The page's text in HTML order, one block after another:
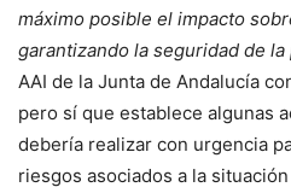
máximo posible el impacto
garantizando la seguridad de
AAI de la Junta de Andalucía
pero sí que establece algunas
debería realizar con urgencia
riesgos asociados a la